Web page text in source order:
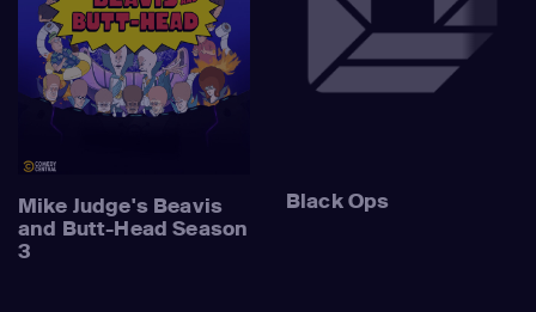
Mike Judge's Beavis
and Butt-Head Season
3
Black Ops